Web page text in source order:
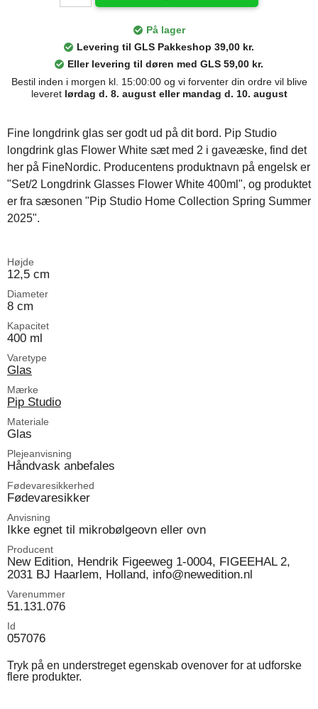
På lager
Levering til GLS Pakkeshop 39,00 kr.
Eller levering til døren med GLS 59,00 kr.
Bestil inden i morgen kl. 15:00:00 og vi forventer din ordre vil blive
leveret lørdag d. 8. august eller mandag d. 10. august
Fine longdrink glas ser godt ud på dit bord. Pip Studio
longdrink glas Flower White sæt med 2 i gaveæske, find det
her på FineNordic. Producentens produktnavn på engelsk er
"Set/2 Longdrink Glasses Flower White 400ml", og produktet
er fra sæsonen "Pip Studio Home Collection Spring Summer
2025".
Højde
12,5 cm
Diameter
8 cm
Kapacitet
400 ml
Varetype
Glas
Mærke
Pip Studio
Materiale
Glas
Plejeanvisning
Håndvask anbefales
Fødevaresikkerhed
Fødevaresikker
Anvisning
Ikke egnet til mikrobølgeovn eller ovn
Producent
New Edition, Hendrik Figeeweg 1-0004, FIGEEHAL 2,
2031 BJ Haarlem, Holland, info@newedition.nl
Varenummer
51.131.076
Id
057076
Tryk på en understreget egenskab ovenover for at udforske
flere produkter.